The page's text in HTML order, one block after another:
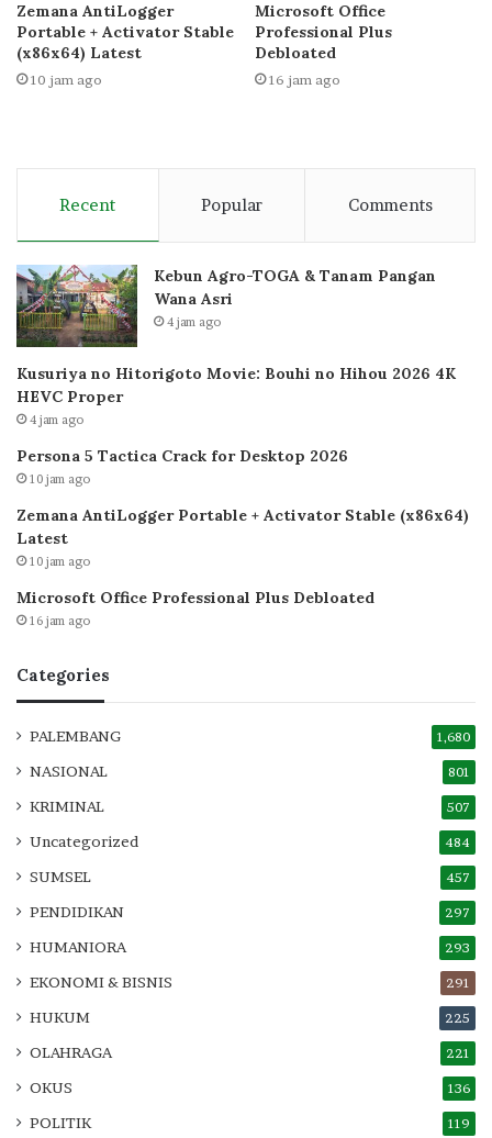
Zemana AntiLogger
Portable + Activator Stable
(x86x64) Latest
10 jam ago
Microsoft Office
Professional Plus
Debloated
16 jam ago
Recent Popular Comments
Kebun Agro-TOGA & Tanam Pangan
Wana Asri
4 jam ago
Kusuriya no Hitorigoto Movie: Bouhi no Hihou 2026 4K
HEVC Proper
4 jam ago
Persona 5 Tactica Crack for Desktop 2026
10 jam ago
Zemana AntiLogger Portable + Activator Stable (x86x64)
Latest
10 jam ago
Microsoft Office Professional Plus Debloated
16 jam ago
Categories
PALEMBANG 1,680
NASIONAL 801
KRIMINAL 507
Uncategorized 484
SUMSEL 457
PENDIDIKAN 297
HUMANIORA 293
EKONOMI & BISNIS 291
HUKUM 225
OLAHRAGA 221
OKUS 136
POLITIK 119